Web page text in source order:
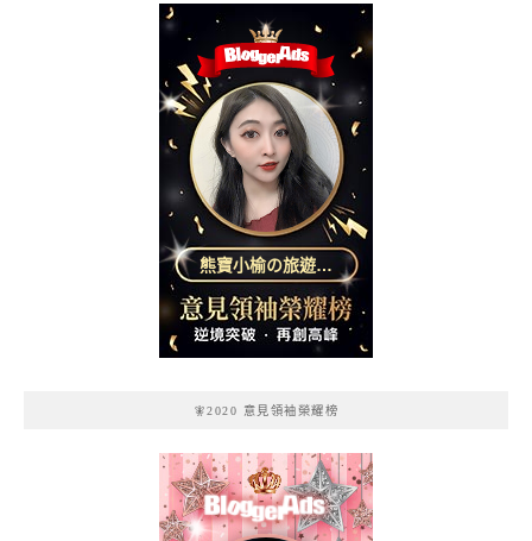
熊寶小榆の旅遊日
記
🧚2020 意見領袖榮耀榜